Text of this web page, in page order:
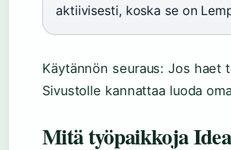
aktiivisesti, koska se on
Käytännön seuraus: Jos haet
Sivustolle kannattaa luoda
Mitä työpaikkoja